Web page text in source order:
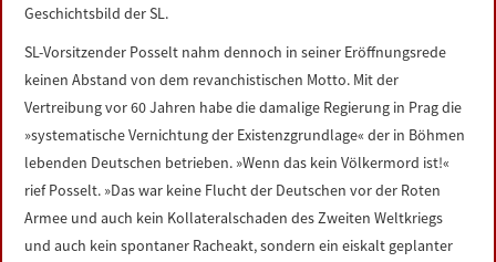
Geschichtsbild der SL.
SL-Vorsitzender Posselt nahm dennoch in seiner Eröffnungsrede
keinen Abstand von dem revanchistischen Motto. Mit der
Vertreibung vor 60 Jahren habe die damalige Regierung in Prag die
»systematische Vernichtung der Existenzgrundlage« der in Böhmen
lebenden Deutschen betrieben. »Wenn das kein Völkermord ist!«
rief Posselt. »Das war keine Flucht der Deutschen vor der Roten
Armee und auch kein Kollateralschaden des Zweiten Weltkriegs
und auch kein spontaner Racheakt, sondern ein eiskalt geplanter